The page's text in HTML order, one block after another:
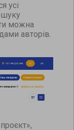
усі
можна
авторів.